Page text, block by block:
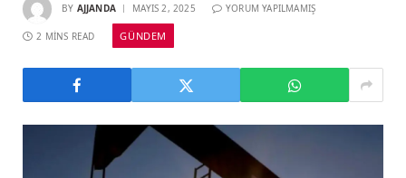
BY AJJANDA MAYIS 2, 2025 YORUM YAPILMAMIŞ
2 MINS READ GÜNDEM